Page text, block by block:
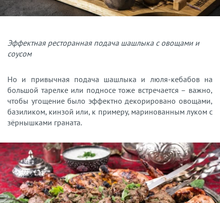
Эффектная ресторанная подача шашлыка с овощами и
соусом
Но и привычная подача шашлыка и люля-кебабов на
большой тарелке или подносе тоже встречается – важно,
чтобы угощение было эффектно декорировано овощами,
базиликом, кинзой или, к примеру, маринованным луком с
зёрнышками граната.